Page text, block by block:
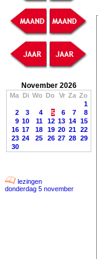
November 2026
Ma Di Wo Do Vr Za Zo
1
2
3 4 5 6 7
8
9 10 11 12 13 14 15
16 17 18 19 20 21 22
23 24 25 26 27 28 29
30
lezingen
donderdag 5 november